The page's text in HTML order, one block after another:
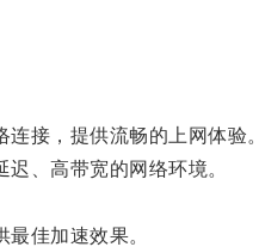
接，提供流畅的上网体验。
、高带宽的网络环境。
佳加速效果。